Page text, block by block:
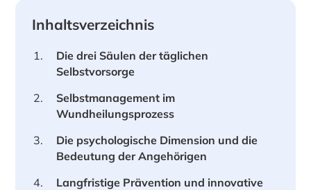
Inhaltsverzeichnis
Die drei Säulen der täglichen
Selbstvorsorge
Selbstmanagement im
Wundheilungsprozess
Die psychologische Dimension und die
Bedeutung der Angehörigen
Langfristige Prävention und innovative